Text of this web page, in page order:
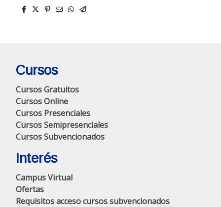
Cursos
Cursos Gratuitos
Cursos Online
Cursos Presenciales
Cursos Semipresenciales
Cursos Subvencionados
Interés
Campus Virtual
Ofertas
Requisitos acceso cursos subvencionados